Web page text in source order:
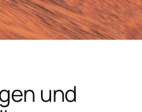
und